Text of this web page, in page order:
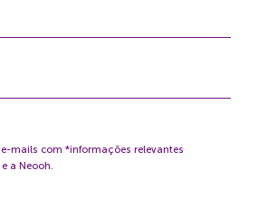
e-mails com *informações relevantes
a Neooh.